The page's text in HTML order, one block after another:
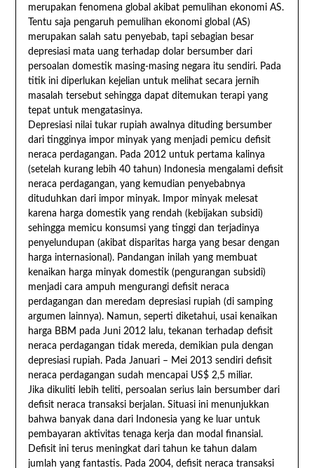
merupakan fenomena global akibat pemulihan ekonomi AS.
Tentu saja pengaruh pemulihan ekonomi global (AS)
merupakan salah satu penyebab, tapi sebagian besar
depresiasi mata uang terhadap dolar bersumber dari
persoalan domestik masing-masing negara itu sendiri. Pada
titik ini diperlukan kejelian untuk melihat secara jernih
masalah tersebut sehingga dapat ditemukan terapi yang
tepat untuk mengatasinya.
Depresiasi nilai tukar rupiah awalnya dituding bersumber
dari tingginya impor minyak yang menjadi pemicu defisit
neraca perdagangan. Pada 2012 untuk pertama kalinya
(setelah kurang lebih 40 tahun) Indonesia mengalami defisit
neraca perdagangan, yang kemudian penyebabnya
dituduhkan dari impor minyak. Impor minyak melesat
karena harga domestik yang rendah (kebijakan subsidi)
sehingga memicu konsumsi yang tinggi dan terjadinya
penyelundupan (akibat disparitas harga yang besar dengan
harga internasional). Pandangan inilah yang membuat
kenaikan harga minyak domestik (pengurangan subsidi)
menjadi cara ampuh mengurangi defisit neraca
perdagangan dan meredam depresiasi rupiah (di samping
argumen lainnya). Namun, seperti diketahui, usai kenaikan
harga BBM pada Juni 2012 lalu, tekanan terhadap defisit
neraca perdagangan tidak mereda, demikian pula dengan
depresiasi rupiah. Pada Januari – Mei 2013 sendiri defisit
neraca perdagangan sudah mencapai US$ 2,5 miliar.
Jika dikuliti lebih teliti, persoalan serius lain bersumber dari
defisit neraca transaksi berjalan. Situasi ini menunjukkan
bahwa banyak dana dari Indonesia yang ke luar untuk
pembayaran aktivitas tenaga kerja dan modal finansial.
Defisit ini terus meningkat dari tahun ke tahun dalam
jumlah yang fantastis. Pada 2004, defisit neraca transaksi